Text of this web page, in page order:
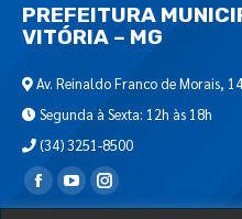
PREFEITURA
VITÓRIA – MG
Av. Reinaldo Franco de Morais,
Segunda à Sexta: 12h às 18h
(34) 3251-8500
Encontre-nos em: